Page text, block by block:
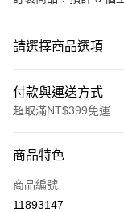
請選擇商品選項
付款與運送方式
超取滿NT$399免運
信用卡一次付款
LINE Pay
商品特色
商品編號
11893147